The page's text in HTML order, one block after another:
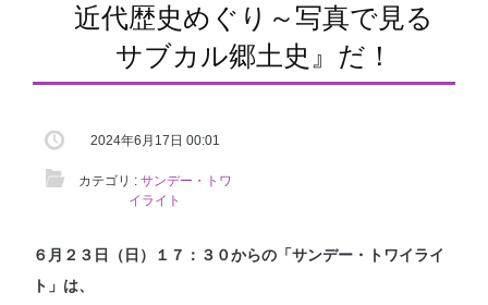
近代歴史めぐり～写真で見る
サブカル郷土史』だ！
2024年6月17日 00:01
カテゴリ : サンデー・トワ
イライト
６月２３日（日）１７：３０からの「サンデー・トワイライ
ト」は、